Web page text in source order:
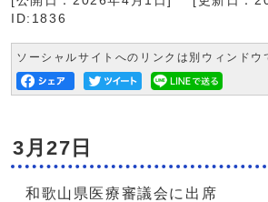
ID:1836
ソーシャルサイトへのリンクは別ウィンドウ
3月27日
和歌山県医療審議会に出席